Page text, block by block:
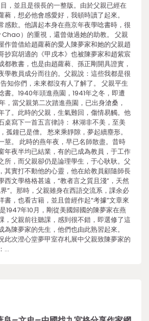
，並且是很長的一整版。由於父親已經在
，想必他會感愛好，我頓時讀了起來。
感歎。他講起本身在燕京年夜學唸書時，很
）的重視，還曾做過她的助教。 父親
作曾借給趙蘿蕤的愛人陳夢家和她的父親趙
抄寫胡適的《甲戌本》也被陳夢家和趙紫宸
都教書，也是由趙蘿蕤、孫正剛開具證實，
學教員成分而往的。父親說：這些我都是很
知你們，未來都沒有人了解了。 父親平生
書。1940年頭進燕園，1941年之冬，即遭
，當父親第二次踏進燕園，已出身滄桑，
了。此時的父親，生氣難回，傷情易觸。他
桌寫下一首五言律詩： 林湖非不美，至美
孤鐘已是僧。 愁來乘靜隙，夢起續塵形。
莖。 此時的燕年夜，早已名師散盡。昔時
年夜半均已結業，有的已成為教員，于工作
所，而父親卻仍是論理學生，于心耿耿。父
其實打不動他的心靈，他在給教員顧隨師長
西文學格格甚遠，“教者言之質且淺”，天然
”。那時，父親雖身在西語交流系，課余必
書，也看古籍，並且曾經作起“考據”文章來
1947年10月，剛從美國歸國的陳夢家在燕
，父親前往聽課，感到很不錯，即選修了這
為陳夢家的先生，他們也由此熟習起來。
此次澄心堂夢甲室存札展中父親致陳夢家的
…